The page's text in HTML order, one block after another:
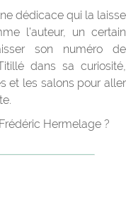
dédicace qui la laisse
l’auteur, un certain
son numéro de
dans sa curiosité,
et les salons pour aller
Hermelage ?